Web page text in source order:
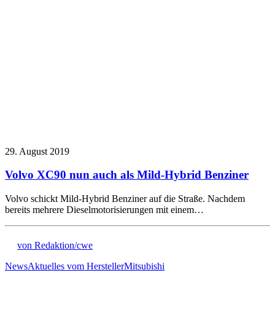
29. August 2019
Volvo XC90 nun auch als Mild-Hybrid Benziner
Volvo schickt Mild-Hybrid Benziner auf die Straße. Nachdem
bereits mehrere Dieselmotorisierungen mit einem…
von Redaktion/cwe
NewsAktuelles vom HerstellerMitsubishi